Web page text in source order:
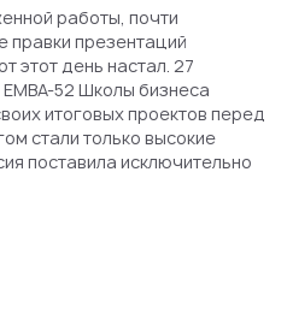
работы, почти
правки презентаций
этот день настал. 27
52 Школы бизнеса
итоговых проектов перед
стали только высокие
поставила исключительно